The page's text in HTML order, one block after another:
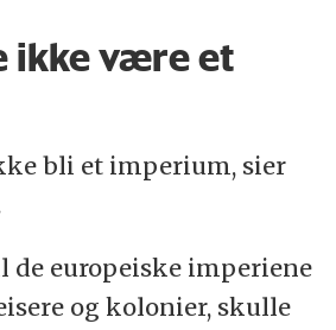
ikke være et
bli et imperium, sier
europeiske imperiene
og kolonier, skulle